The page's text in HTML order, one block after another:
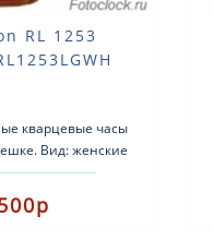
RL 1253
кварцевые часы
Вид: женские
механизма:
нержавеющая
позоло..